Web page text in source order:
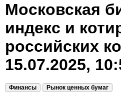
Московская
индекс и
российских
15.07.2025,
Финансы Рынок ценных бумаг